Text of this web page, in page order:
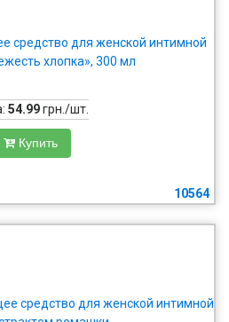
для женской интимной
хлопка», 300 мл
54.99грн./шт.
Купить
10564